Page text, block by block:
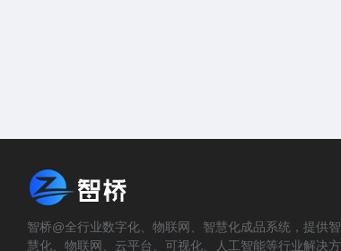
智桥@全行业数字化、物联网、智慧化成品系统，提供智
慧化、物联网、云平台、可视化、人工智能等行业解决方